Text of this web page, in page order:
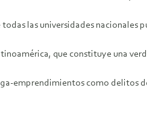
las universidades nacionales
que constituye una
emprendimientos como delitos